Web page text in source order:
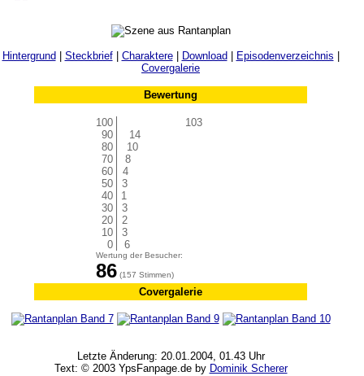
Hintergrund Steckbrief| Charaktere| Download Episodenverzeichnis
Covergalerie
Bewertung
100
103
90
14
80
10
70
8
60
4
50
3
40
1
30
3
20
2
10
3
0
6
Wertung der Besucher:
86(157 Stimmen)
Covergalerie
Letzte Änderung: 20.01.2004, 01.43 Uhr
Text: © 2003 YpsFanpage.de by Dominik Scherer